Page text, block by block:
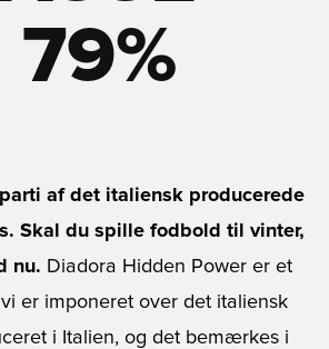
79%
af det italiensk producerede
Skal du spille fodbold til vinter,
nu. Diadora Hidden Power er et
er imponeret over det italiensk
i Italien, og det bemærkes i